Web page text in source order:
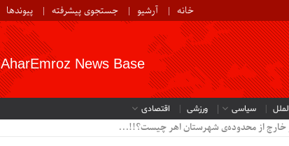
خانه آرشیو جستجوی پیشرفته پیوندها
AharEmroz News Base
سیاسی ورزشی اقتصادی
خارج از محدوده‌ی شهرستان اهر چیست؟!!...